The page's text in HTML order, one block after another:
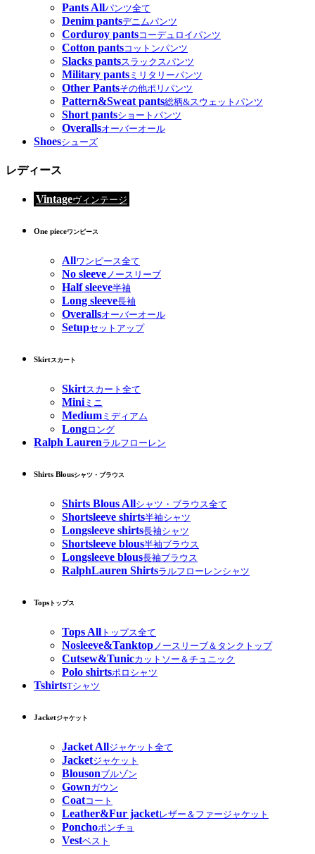
Pants Allパンツ全て
Denim pantsデニムパンツ
Corduroy pantsコーデュロイパンツ
Cotton pantsコットンパンツ
Slacks pantsスラックスパンツ
Military pants ミリタリーパンツ
Other Pantsその他ポリパンツ
Pattern&Sweat pants総柄&スウェットパンツ
Short pantsショートパンツ
Overallsオーバーオール
Shoesシューズ
レディース
Vintageヴィンテージ
One pieceワンピース
Allワンピース全て
No sleeveノースリーブ
Half sleeve半袖
Long sleeve長袖
Overallsオーバーオール
Setupセットアップ
Skirtスカート
Skirtスカート全て
Miniミニ
Medium ミディアム
Longロング
Ralph Laurenラルフローレン
Shirts Blousシャツ・ブラウス
Shirts Blous Allシャツ・ブラウス全て
Shortsleeve shirts半袖シャツ
Longsleeve shirts長袖シャツ
Shortsleeve blous半袖ブラウス
Longsleeve blous長袖ブラウス
RalphLauren Shirtsラルフローレンシャツ
Tops トップス
Tops All トップス全て
Nosleeve&Tanktop ノースリーブ＆タンクトップ
Cutsew&Tunicカットソー＆チュニック
Polo shirtsポロシャツ
TshirtsTシャツ
Jacketジャケット
Jacket Allジャケット全て
Jacketジャケット
Blousonブルゾン
Gownガウン
Coatコート
Leather&Fur jacketレザー＆ファージャケット
Ponchoポンチョ
Vestベスト